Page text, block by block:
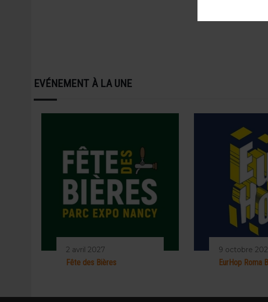
EVÉNEMENT À LA UNE
2 avril 2027
Fête des Bières
9 octobre
EurHop Roma